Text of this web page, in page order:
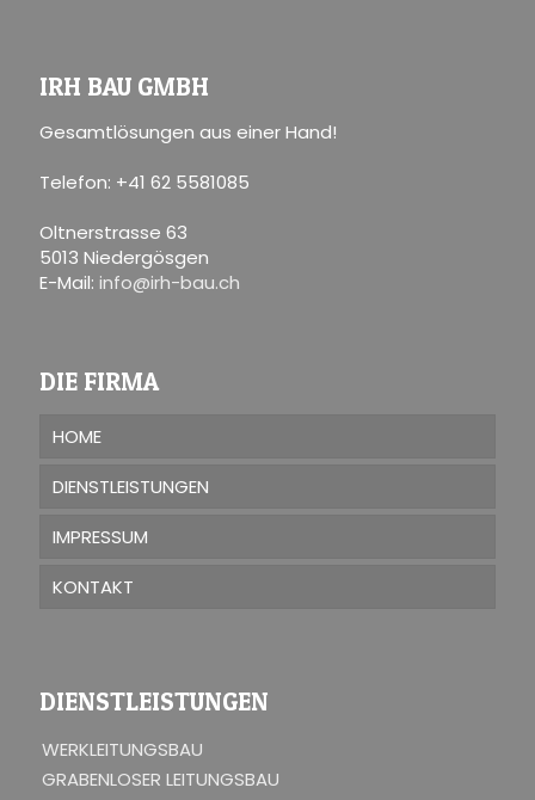
IRH BAU GMBH
Gesamtlösungen aus einer Hand!
Telefon: +41 62 5581085
Oltnerstrasse 63
5013 Niedergösgen
E-Mail: info@irh-bau.ch
DIE FIRMA
HOME
DIENSTLEISTUNGEN
IMPRESSUM
KONTAKT
DIENSTLEISTUNGEN
WERKLEITUNGSBAU
GRABENLOSER LEITUNGSBAU